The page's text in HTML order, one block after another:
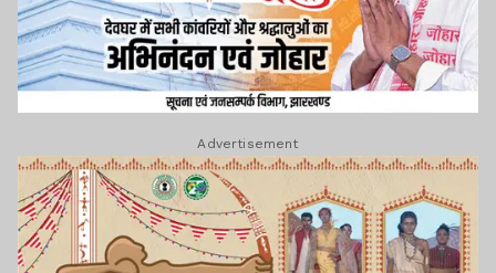
Advertisement